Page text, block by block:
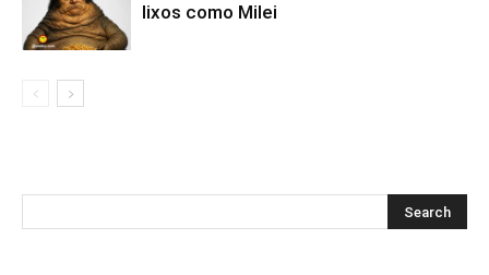
lixos como Milei